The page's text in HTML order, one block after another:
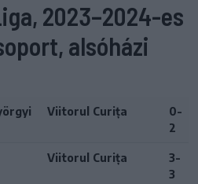
2023–2024-es
alsóházi
Viitorul Curița
0-
2
Viitorul Curița
3-
3